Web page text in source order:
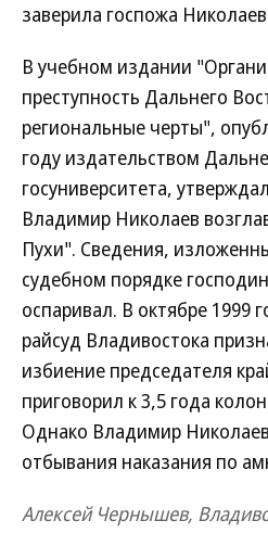
заверила госпожа
В учебном издании
преступность Дальнего
региональные черты",
году издательством
госуниверситета,
Владимир Николаев
Пухи". Сведения,
судебном порядке
оспаривал. В октябре 1999
райсуд Владивостока
избиение председателя
приговорил к 3,5 года
Однако Владимир
отбывания наказания по
Алексей Чернышев,